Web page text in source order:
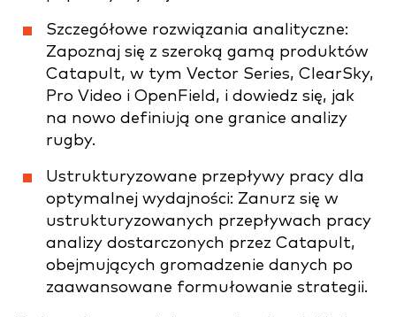
Szczegółowe rozwiązania analityczne:
Zapoznaj się z szeroką gamą produktów
Catapult, w tym Vector Series, ClearSky,
Pro Video i OpenField, i dowiedz się, jak
na nowo definiują one granice analizy
rugby.
Ustrukturyzowane przepływy pracy dla
optymalnej wydajności: Zanurz się w
ustrukturyzowanych przepływach pracy
analizy dostarczonych przez Catapult,
obejmujących gromadzenie danych po
zaawansowane formułowanie strategii.